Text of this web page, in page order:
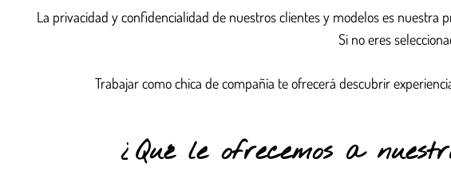
La privacidad y confidencialidad de nuestros clientes y modelos es nuestra
Si no eres
Trabajar como chica de compañía te ofrecerá descubrir
¿Qué le ofrecemos a